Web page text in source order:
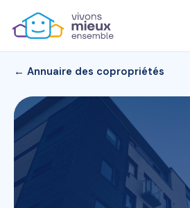
← Annuaire des copropriétés